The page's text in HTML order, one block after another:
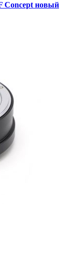
Concept новый